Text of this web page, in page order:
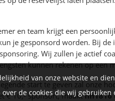
en team krijgt een
je gesponsord worden. Bij
Wij zullen je actief
kunnen rekenen op een
start te geven zal onze
€ 10,- sponsort, maaktnh1816
van onze website en
de cookies die wij